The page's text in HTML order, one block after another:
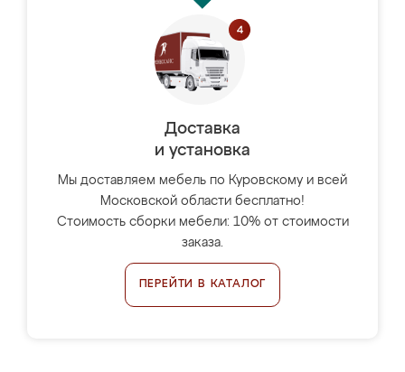
Доставка
и установка
Мы доставляем мебель по Куровскому и всей
Московской области бесплатно!
Стоимость сборки мебели: 10% от стоимости
заказа.
ПЕРЕЙТИ В КАТАЛОГ